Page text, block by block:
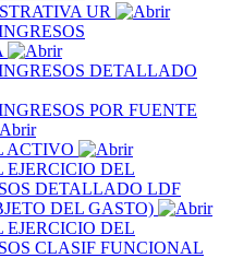
UR
DETALLADO
POR FUENTE
ACTIVO
DEL
DETALLADO LDF
DEL GASTO)
DEL
CLASIF FUNCIONAL